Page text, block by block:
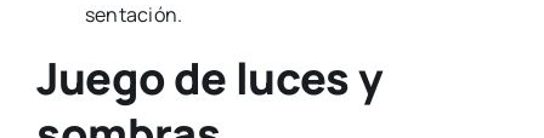
ga­ción den­tro del pro­gra­ma Gra­ners de Crea­ció y se
estre­nó el pasa­do febre­ro en Feria Euro­pea de Artes